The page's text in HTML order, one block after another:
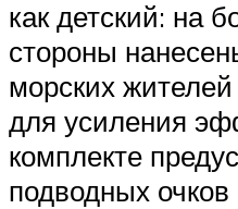
как детский: на
стороны
морских
для усиления
комплекте
подводных очков